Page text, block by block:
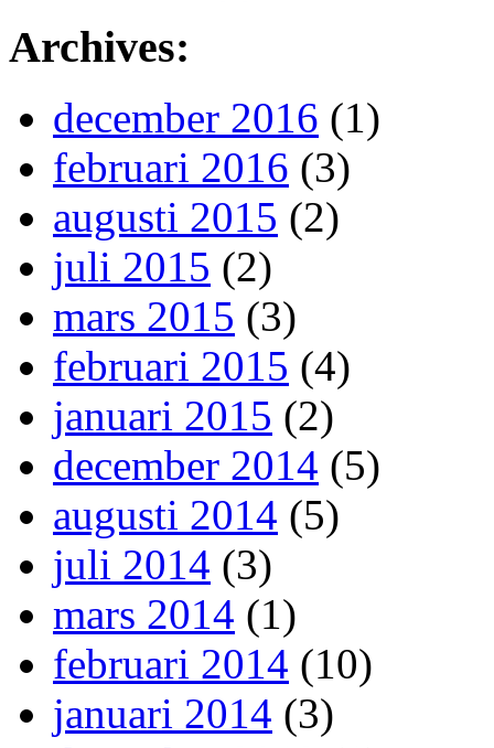
Archives:
december 2016 (1)
februari 2016 (3)
augusti 2015 (2)
juli 2015 (2)
mars 2015 (3)
februari 2015 (4)
januari 2015 (2)
december 2014 (5)
augusti 2014 (5)
juli 2014 (3)
mars 2014 (1)
februari 2014 (10)
januari 2014 (3)